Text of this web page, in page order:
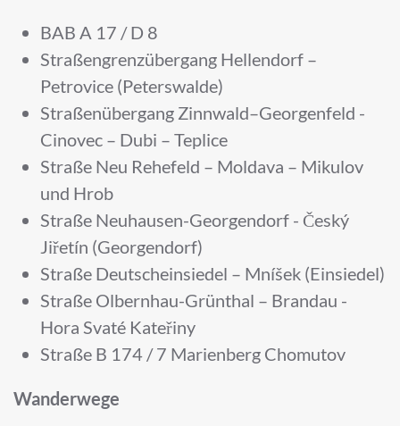
BAB A 17 / D 8
Straßengrenzübergang Hellendorf –
Petrovice (Peterswalde)
Straßenübergang Zinnwald–Georgenfeld -
Cinovec – Dubi – Teplice
Straße Neu Rehefeld – Moldava – Mikulov
und Hrob
Straße Neuhausen-Georgendorf - Český
Jiřetín (Georgendorf)
Straße Deutscheinsiedel – Mníšek (Einsiedel)
Straße Olbernhau-Grünthal – Brandau -
Hora Svaté Kateřiny
Straße B 174 / 7 Marienberg Chomutov
Wanderwege